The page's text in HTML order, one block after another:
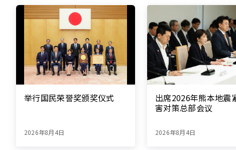
举行国民荣誉奖颁奖仪式
2026年8月4日
出席2026年熊本地震
害对策总部会议
2026年8月4日